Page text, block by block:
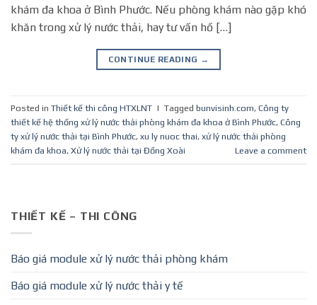
khám đa khoa ở Bình Phước. Nếu phòng khám nào gặp khó
khăn trong xử lý nước thải, hay tư vấn hồ […]
CONTINUE READING →
Posted in Thiết kế thi công HTXLNT | Tagged bunvisinh.com, Công ty
thiết kế hệ thống xử lý nước thải phòng khám đa khoa ở Bình Phước, Công
ty xử lý nước thải tại Bình Phước, xu ly nuoc thai, xử lý nước thải phòng
khám đa khoa, Xử lý nước thải tại Đồng Xoài Leave a comment
THIẾT KẾ – THI CÔNG
Báo giá module xử lý nước thải phòng khám
Báo giá module xử lý nước thải y tế